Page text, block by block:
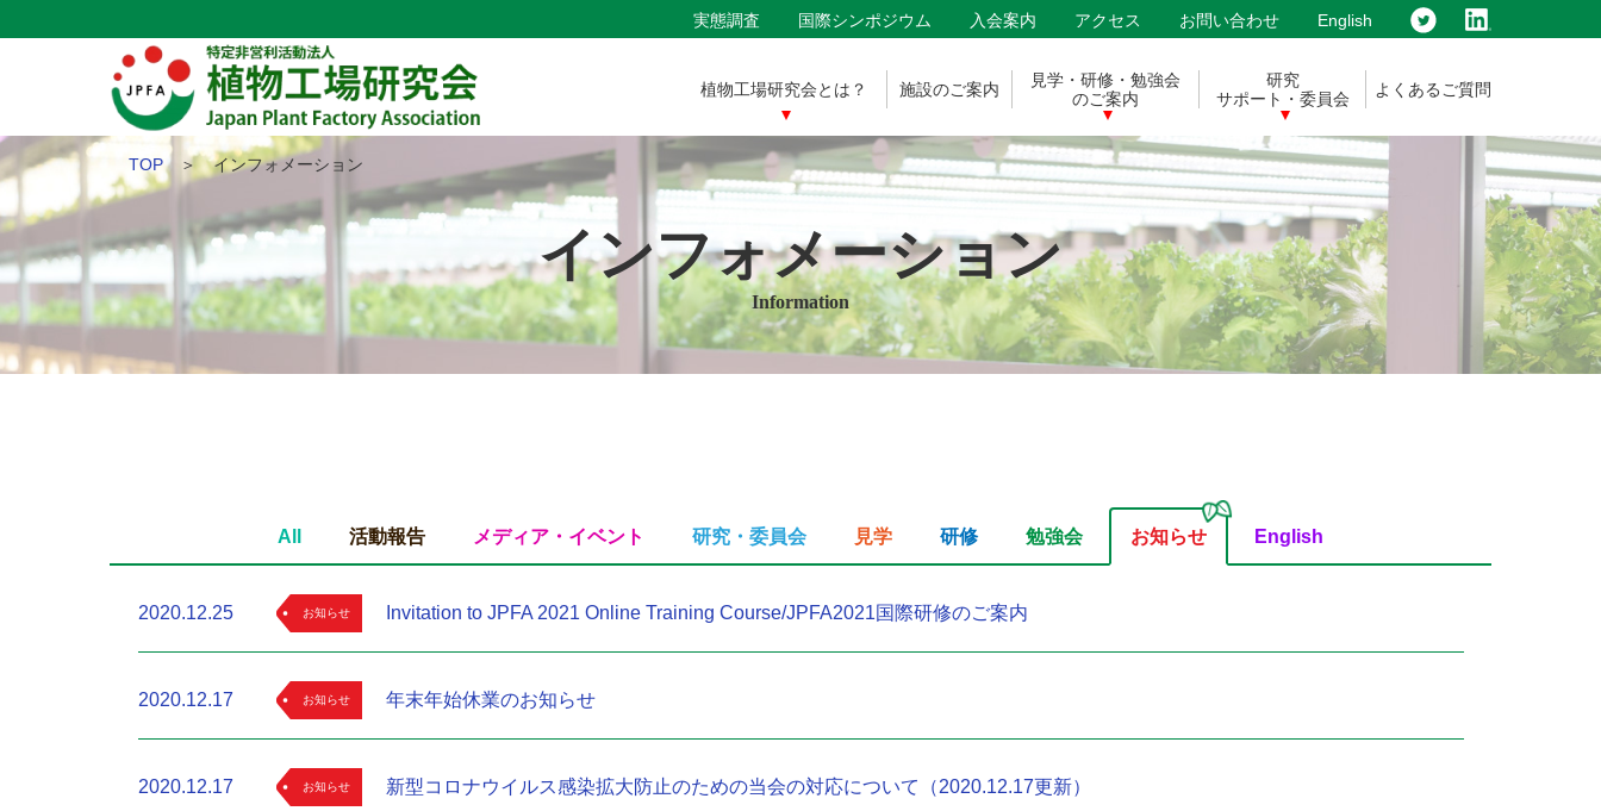
植物工場研究会とは？ 施設のご案内
見学・研修・勉強会
のご案内
研究
サポート・委員会
よくあるご質問
実態調査 国際シンポジウム 入会案内 アクセス お問い合わせ English
インフォメーション
Information
TOP＞ インフォメーション
All 活動報告 メディア・イベント 研究・委員会 見学 研修 勉強会 お知らせ English
2020.12.25 お知らせ Invitation to JPFA 2021 Online Training Course/JPFA2021国際研修のご案内
2020.12.17 お知らせ 年末年始休業のお知らせ
2020.12.17 お知らせ 新型コロナウイルス感染拡大防止のための当会の対応について（2020.12.17更新）